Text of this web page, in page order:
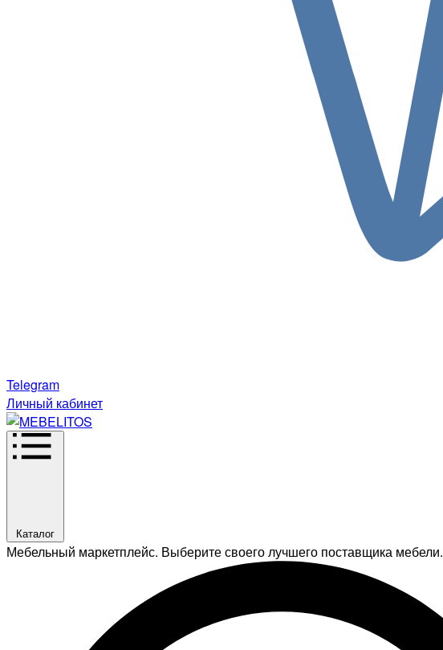
Telegram
Личный кабинет
Каталог
Мебельный маркетплейс. Выберите своего лучшего поставщика мебели.